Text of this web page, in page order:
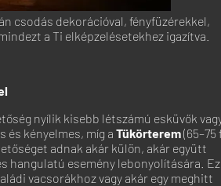
csodás dekorációval, fényfüzérekkel,
a Ti elképzelésetekhez igazítva.
nyílik kisebb létszámú esküvők
és kényelmes, míg aTükörterem(65–75
adnak akár külön, akár együtt
hangulatú esemény lebonyolítására.
vacsorákhoz vagy akár egy meghitt